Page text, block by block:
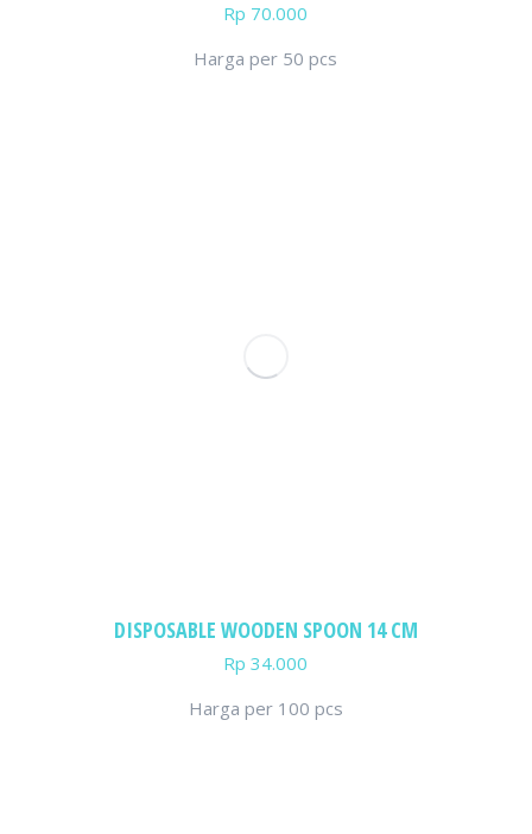
Rp 70.000
Harga per 50 pcs
DISPOSABLE WOODEN SPOON 14 CM
Rp 34.000
Harga per 100 pcs